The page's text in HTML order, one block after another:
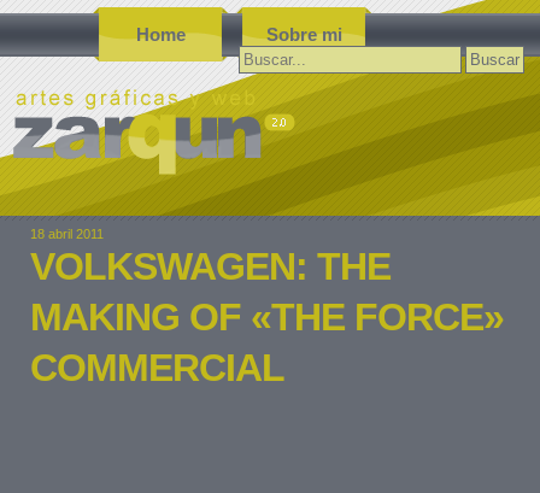
Home Sobre mi
Buscar:
18 abril 2011
VOLKSWAGEN: THE
MAKING OF «THE FORCE»
COMMERCIAL